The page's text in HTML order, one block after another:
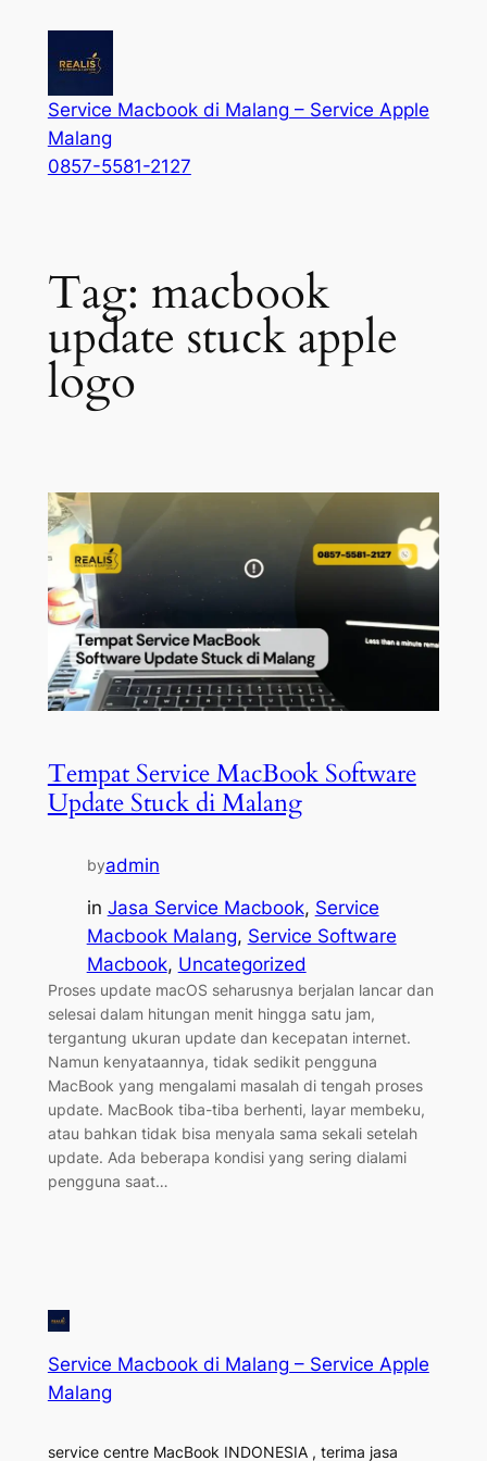
Service Macbook di Malang – Service Apple
Malang
0857-5581-2127
Tag: macbook
update stuck apple
logo
Tempat Service MacBook Software
Update Stuck di Malang
byadmin
in Jasa Service Macbook, Service
Macbook Malang, Service Software
Macbook, Uncategorized
Proses update macOS seharusnya berjalan lancar dan
selesai dalam hitungan menit hingga satu jam,
tergantung ukuran update dan kecepatan internet.
Namun kenyataannya, tidak sedikit pengguna
MacBook yang mengalami masalah di tengah proses
update. MacBook tiba-tiba berhenti, layar membeku,
atau bahkan tidak bisa menyala sama sekali setelah
update. Ada beberapa kondisi yang sering dialami
pengguna saat…
Service Macbook di Malang – Service Apple
Malang
service centre MacBook INDONESIA , terima jasa